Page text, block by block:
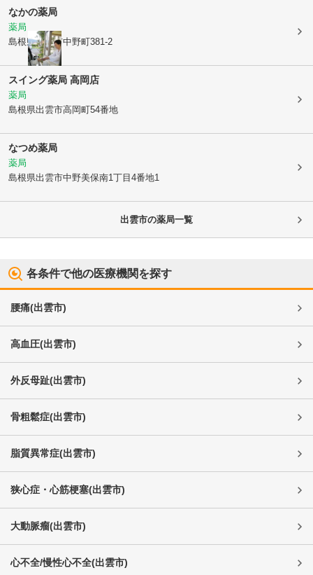
なかの薬局
薬局
島根県出雲市中野町381-2
スイング薬局 高岡店
薬局
島根県出雲市高岡町54番地
なつめ薬局
薬局
島根県出雲市中野美保南1丁目4番地1
出雲市の薬局一覧
各条件で他の医療機関を探す
腰痛(出雲市)
高血圧(出雲市)
外反母趾(出雲市)
骨粗鬆症(出雲市)
脂質異常症(出雲市)
狭心症・心筋梗塞(出雲市)
大動脈瘤(出雲市)
心不全/慢性心不全(出雲市)